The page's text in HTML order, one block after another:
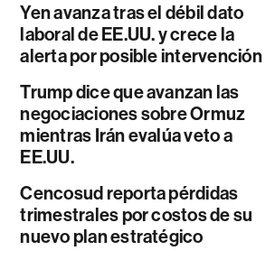
Yen avanza tras el débil dato
laboral de EE.UU. y crece la
alerta por posible intervención
Trump dice que avanzan las
negociaciones sobre Ormuz
mientras Irán evalúa veto a
EE.UU.
Cencosud reporta pérdidas
trimestrales por costos de su
nuevo plan estratégico